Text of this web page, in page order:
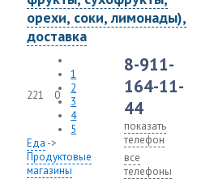
орехи, соки, лимонады),
доставка
221 0
1
2
3
4
5
Еда ->
Продуктовые
магазины
8-911-
164-11-
44
показать
телефон
все
телефоны